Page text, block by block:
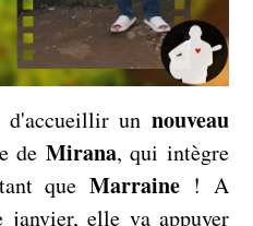
d'accueillir un nouveau
de Mirana, qui intègre
queMarraine ! A
elle va appuyer